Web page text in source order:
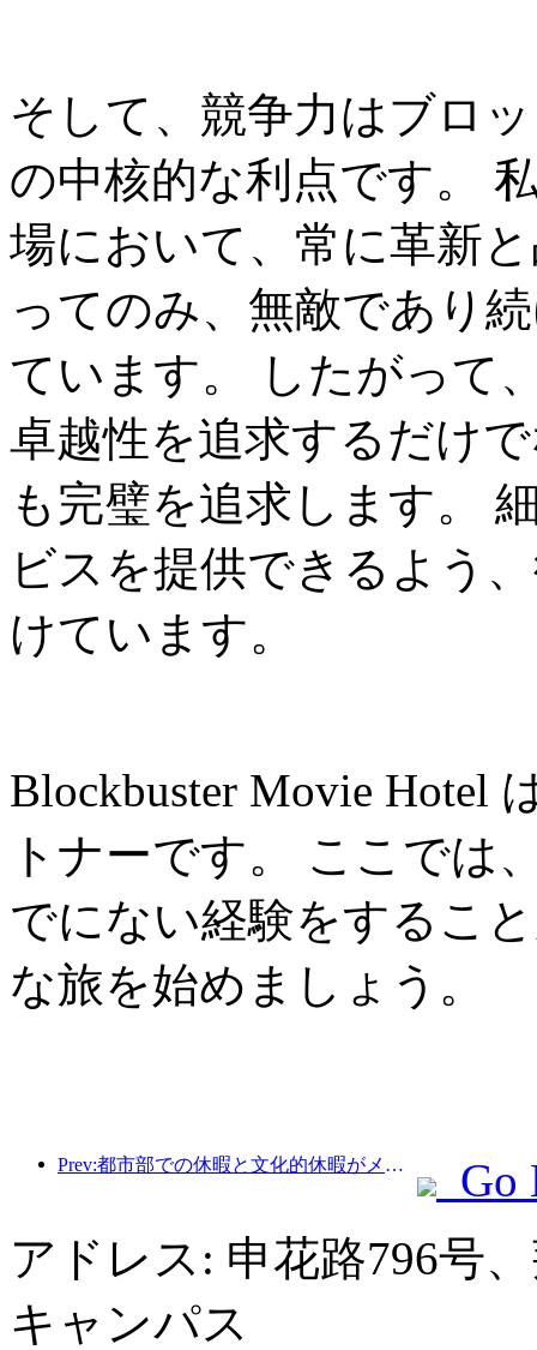
そして、競争力はブロ
の中核的な利点です。
場において、常に革新
ってのみ、無敵であり
ています。 したがって
卓越性を追求するだけ
も完璧を追求します。
ビスを提供できるよう
けています。
Blockbuster Movie Hotel
トナーです。 ここでは
でにない経験をするこ
な旅を始めましょう。
Prev:都市部での休暇と文化的休暇がメーデー休暇中の観光消費の新たなトレンドを牽引
Go
アドレス: 申花路796号
キャンパス